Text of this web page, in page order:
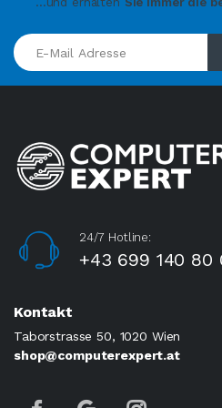
E-Mail Adresse
24/7 Hotline:
+43 699 140 80
Kontakt
Taborstrasse 50, 1020 Wien
shop@computerexpert.at